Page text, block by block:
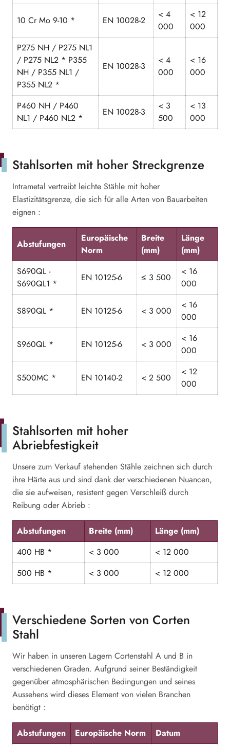
10 Cr Mo 9-10 * EN 10028-2
< 4
000
< 12
000
P275 NH / P275 NL1
/ P275 NL2 * P355
NH / P355 NL1 /
P355 NL2 *
EN 10028-3
< 4
000
< 16
000
P460 NH / P460
NL1 / P460 NL2 *
EN 10028-3
< 3
500
< 13
000
Stahlsorten mit hoher Streckgrenze
Intrametal vertreibt leichte Stähle mit hoher
Elastizitätsgrenze, die sich für alle Arten von Bauarbeiten
eignen :
Abstufungen
Europäische
Norm
Breite
(mm)
Länge
(mm)
S690QL -
S690QL1 *
EN 10125-6 ≤ 3 500
< 16
000
S890QL * EN 10125-6 < 3 000
< 16
000
S960QL * EN 10125-6 < 3 000
< 16
000
S500MC * EN 10140-2 < 2 500
< 12
000
Stahlsorten mit hoher
Abriebfestigkeit
Unsere zum Verkauf stehenden Stähle zeichnen sich durch
ihre Härte aus und sind dank der verschiedenen Nuancen,
die sie aufweisen, resistent gegen Verschleiß durch
Reibung oder Abrieb :
Abstufungen Breite (mm) Länge (mm)
400 HB * < 3 000
< 12 000
500 HB *
< 3 000 < 12 000
Verschiedene Sorten von Corten
Stahl
Wir haben in unseren Lagern Cortenstahl A und B in
verschiedenen Graden. Aufgrund seiner Beständigkeit
gegenüber atmosphärischen Bedingungen und seines
Aussehens wird dieses Element von vielen Branchen
benötigt :
Abstufungen Europäische Norm Datum